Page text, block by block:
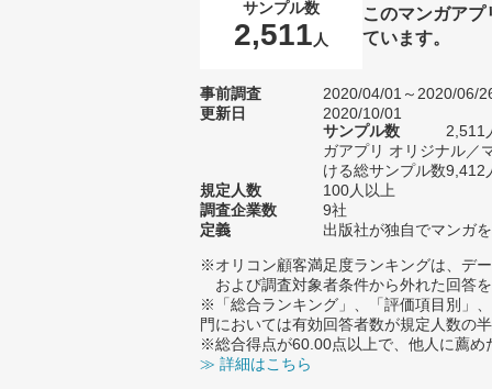
サンプル数
2,511 人
このマンガア
ています。
事前調査
2020/04/01～2020/06/
更新日
2020/10/01
サンプル数
2,511
ガアプリ オリジナル／
ける総サンプル数9,412
規定人数
100人以上
調査企業数
9社
定義
出版社が独自でマンガ
※オリコン顧客満足度ランキングは、デ
および調査対象者条件から外れた回答
※「総合ランキング」、「評価項目別」
門においては有効回答者数が規定人数の
※総合得点が60.00点以上で、他人に薦め
≫ 詳細はこちら